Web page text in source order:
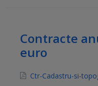
Contracte
euro
Ctr-Cadastru-si-